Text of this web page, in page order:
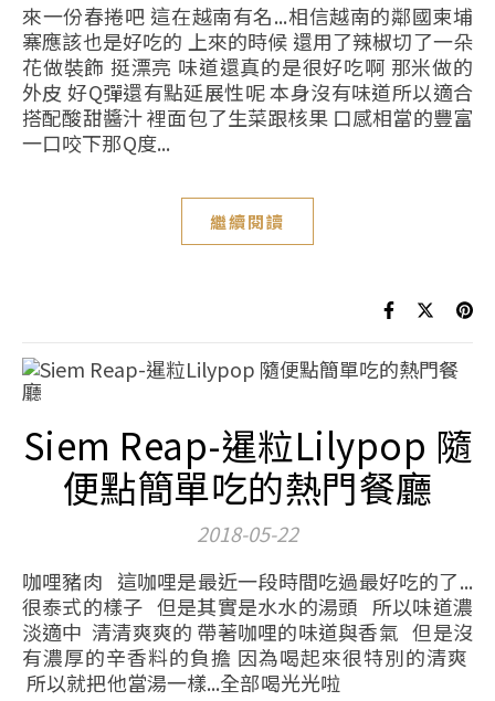
來一份春捲吧 這在越南有名...相信越南的鄰國柬埔
寨應該也是好吃的 上來的時候 還用了辣椒切了一朵
花做裝飾 挺漂亮 味道還真的是很好吃啊 那米做的
外皮 好Q彈還有點延展性呢 本身沒有味道所以適合
搭配酸甜醬汁 裡面包了生菜跟核果 口感相當的豐富
一口咬下那Q度...
繼續閱讀
Siem Reap-暹粒Lilypop 隨
便點簡單吃的熱門餐廳
2018-05-22
咖哩豬肉 這咖哩是最近一段時間吃過最好吃的了...
很泰式的樣子 但是其實是水水的湯頭 所以味道濃
淡適中 清清爽爽的 帶著咖哩的味道與香氣 但是沒
有濃厚的辛香料的負擔 因為喝起來很特別的清爽
所以就把他當湯一樣...全部喝光光啦